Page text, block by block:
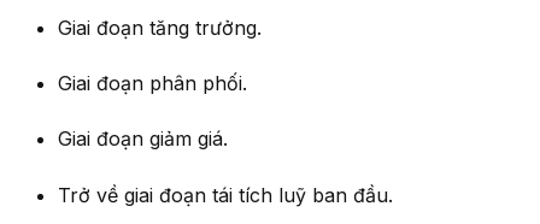
Giai đoạn tăng trưởng.
Giai đoạn phân phối.
Giai đoạn giảm giá.
Trở về giai đoạn tái tích luỹ ban đầu.